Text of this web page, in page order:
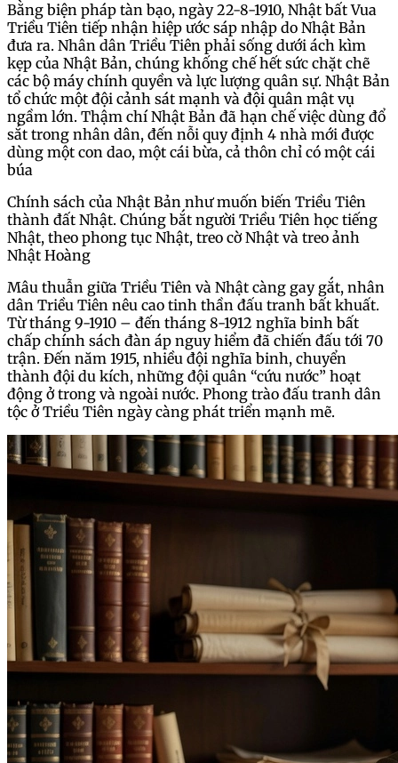
Bằng biện pháp tàn bạo, ngày 22-8-1910, Nhật bất Vua
Triều Tiên tiếp nhận hiệp ước sáp nhập do Nhật Bản
đưa ra. Nhân dân Triều Tiên phải sống dưới ách kìm
kẹp của Nhật Bản, chúng khống chế hết sức chặt chẽ
các bộ máy chính quyền và lực lượng quân sự. Nhật Bản
tổ chức một đội cảnh sát mạnh và đội quân mật vụ
ngầm lớn. Thậm chí Nhật Bản đã hạn chế việc dùng đổ
sắt trong nhân dân, đến nỗi quy định 4 nhà mới được
dùng một con dao, một cái bừa, cả thôn chỉ có một cái
búa
Chính sách của Nhật Bản như muốn biến Triều Tiên
thành đất Nhật. Chúng bắt người Triều Tiên học tiếng
Nhật, theo phong tục Nhật, treo cờ Nhật và treo ảnh
Nhật Hoàng
Mâu thuẫn giữa Triều Tiên và Nhật càng gay gắt, nhân
dân Triều Tiên nêu cao tinh thần đấu tranh bất khuất.
Từ tháng 9-1910 – đến tháng 8-1912 nghĩa binh bất
chấp chính sách đàn áp nguy hiểm đã chiến đấu tới 70
trận. Đến năm 1915, nhiều đội nghĩa binh, chuyển
thành đội du kích, những đội quân “cứu nước” hoạt
động ở trong và ngoài nước. Phong trào đấu tranh dân
tộc ở Triều Tiên ngày càng phát triển mạnh mẽ.